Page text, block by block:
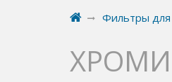
Фильтры